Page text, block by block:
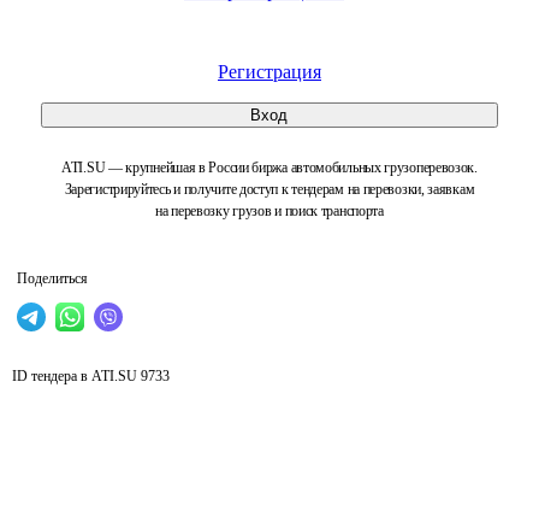
Регистрация
Вход
ATI.SU — крупнейшая в России биржа автомобильных грузоперевозок.
Зарегистрируйтесь и получите доступ к тендерам на перевозки, заявкам
на перевозку грузов и поиск транспорта
Поделиться
ID тендера в ATI.SU 9733